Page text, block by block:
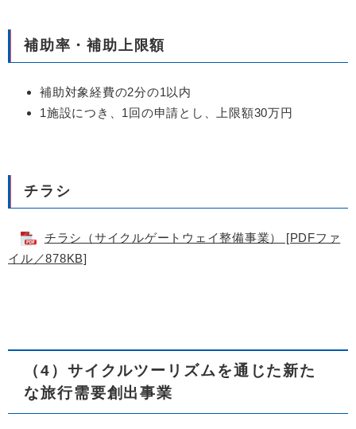
補助率・補助上限額
補助対象経費の2分の1以内
1施設につき、1回の申請とし、上限額30万円
チラシ
チラシ（サイクルゲートウェイ整備事業） [PDFファ
イル／878KB]
（4）サイクルツーリズムを通じた新た
な旅行需要創出事業